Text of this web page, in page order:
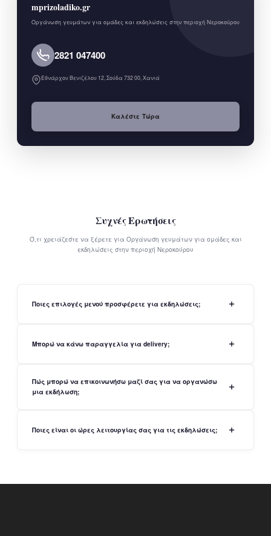
mprizoladiko.gr
Οργάνωση γευμάτων για ομάδες και εκδηλώσεις στην περιοχή Νεροκούρου
2821 047400
Εθνάρχου Βενιζέλου 12, Σούδα 732 00, Χανιά
Καλέστε Τώρα
Συχνές Ερωτήσεις
Ό,τι χρειάζεστε να ξέρετε για Οργάνωση γευμάτων για ομάδες και
εκδηλώσεις στην περιοχή Νεροκούρου
Ποιες επιλογές μενού προσφέρετε για εκδηλώσεις;
Μπορώ να κάνω παραγγελία για delivery;
Πώς μπορώ να επικοινωνήσω μαζί σας για να οργανώσω
μια εκδήλωση;
Ποιες είναι οι ώρες λειτουργίας σας για τις εκδηλώσεις;